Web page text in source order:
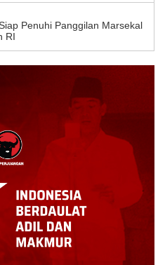
Penuhi Panggilan Marsekal
RI